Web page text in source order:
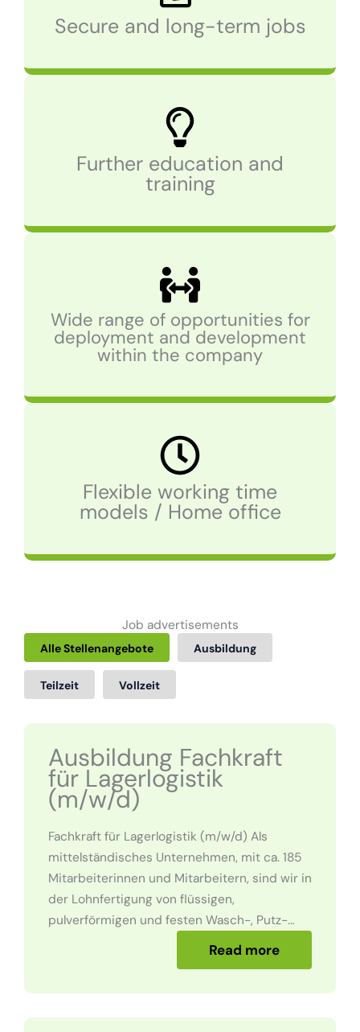
Secure and long-term jobs
Further education and
training
Wide range of opportunities for
deployment and development
within the company
Flexible working time
models / Home office
Job advertisements
Alle Stellenangebote Ausbildung
Teilzeit Vollzeit
Ausbildung Fachkraft
für Lagerlogistik
(m/w/d)
Fachkraft für Lagerlogistik (m/w/d) Als
mittelständisches Unternehmen, mit ca. 185
Mitarbeiterinnen und Mitarbeitern, sind wir in
der Lohnfertigung von flüssigen,
pulverförmigen und festen Wasch-, Putz-…
Read more